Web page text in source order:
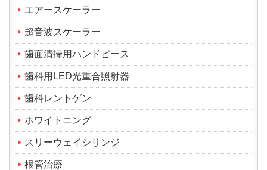
エアースケーラー
超音波スケーラー
歯面清掃用ハンドピース
歯科用LED光重合照射器
歯科レントゲン
ホワイトニング
スリーウェイシリンジ
根管治療